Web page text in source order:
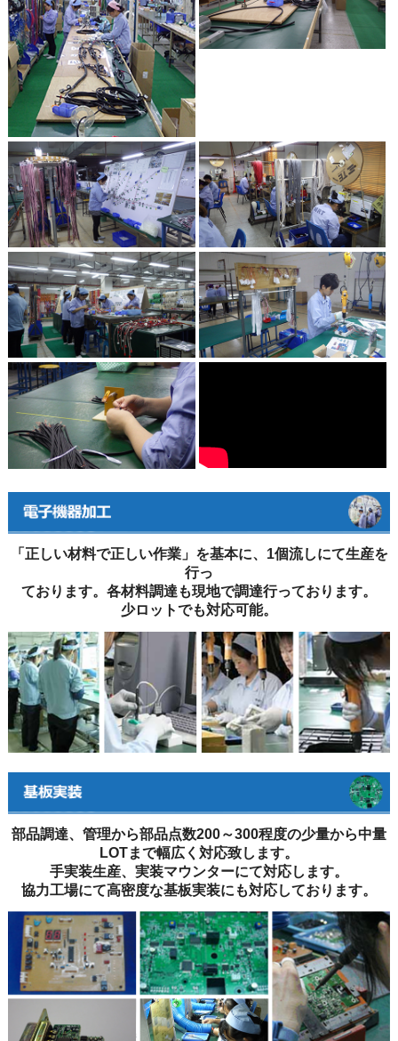
「正しい材料で正しい作業」を基本に、1個流しにて生産を
行っ
ております。各材料調達も現地で調達行っております。
少ロットでも対応可能。
部品調達、管理から部品点数200～300程度の少量から中量
LOTまで幅広く対応致します。
手実装生産、実装マウンターにて対応します。
協力工場にて高密度な基板実装にも対応しております。